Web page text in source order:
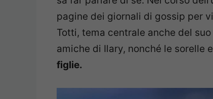
pagine dei giornali di gossip per
Totti, tema centrale anche del
amiche di Ilary, nonché le sorelle
figlie.